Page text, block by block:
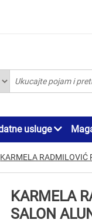
usluge
KARMELA RADMILOVIĆ
KARMELA
SALON